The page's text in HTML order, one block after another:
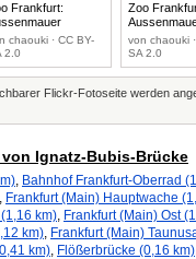
Frankfurt:
chaouki · CC BY-
2.0
Zoo
von chaouki
SA 2.0
Flickr-Fotoseite werden
Ignatz-Bubis-Brücke
, Bahnhof Frankfurt-Oberrad
, Frankfurt (Main) Hauptwache
km), Frankfurt (Main) Ost
km), Frankfurt (Main)
km), Flößerbrücke (0,16 km)